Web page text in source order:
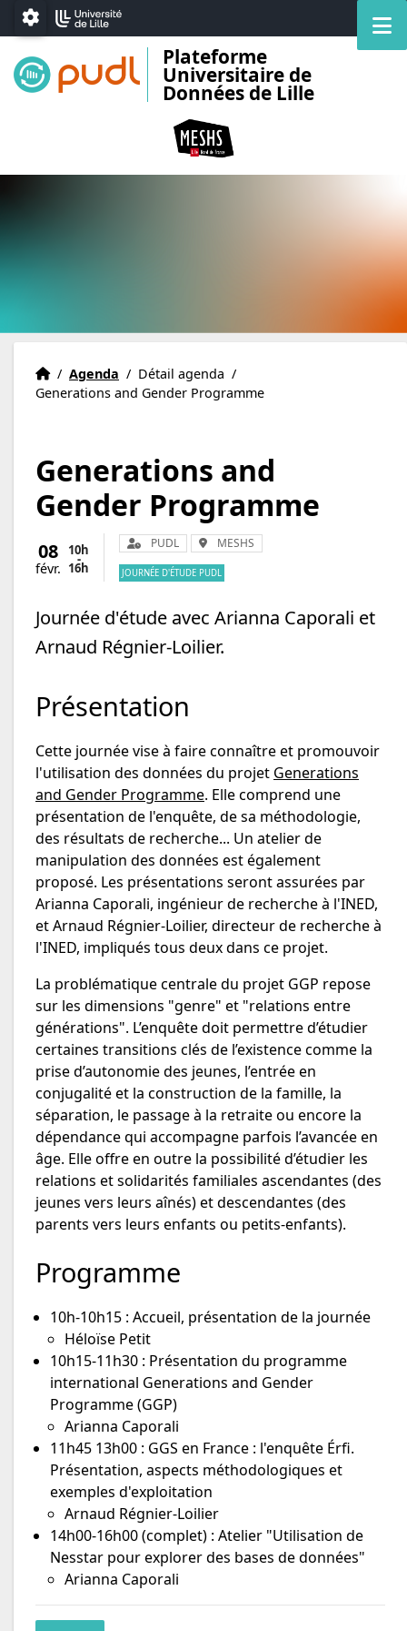
Accéder au menu principal
Accéder au contenu
Paramétrage
Plateforme
Universitaire de
Données de Lille
Accueil
Accueil
/ Agenda / Détail agenda /
Generations and Gender Programme
Generations and
Gender Programme
08
févr.
10h
-
16h
Organisateur :
PUDL Lieu :
MESHS
JOURNÉE D'ÉTUDE PUDL
Journée d'étude avec Arianna Caporali et
Arnaud Régnier-Loilier.
Présentation
Cette journée vise à faire connaître et promouvoir
l'utilisation des données du projet Generations
and Gender Programme. Elle comprend une
présentation de l'enquête, de sa méthodologie,
des résultats de recherche... Un atelier de
manipulation des données est également
proposé. Les présentations seront assurées par
Arianna Caporali, ingénieur de recherche à l'INED,
et Arnaud Régnier-Loilier, directeur de recherche à
l'INED, impliqués tous deux dans ce projet.
La problématique centrale du projet GGP repose
sur les dimensions "genre" et "relations entre
générations". L’enquête doit permettre d’étudier
certaines transitions clés de l’existence comme la
prise d’autonomie des jeunes, l’entrée en
conjugalité et la construction de la famille, la
séparation, le passage à la retraite ou encore la
dépendance qui accompagne parfois l’avancée en
âge. Elle offre en outre la possibilité d’étudier les
relations et solidarités familiales ascendantes (des
jeunes vers leurs aînés) et descendantes (des
parents vers leurs enfants ou petits-enfants).
Programme
10h-10h15 : Accueil, présentation de la journée
Héloïse Petit
10h15-11h30 : Présentation du programme
international Generations and Gender
Programme (GGP)
Arianna Caporali
11h45 13h00 : GGS en France : l'enquête Érfi.
Présentation, aspects méthodologiques et
exemples d'exploitation
Arnaud Régnier-Loilier
14h00-16h00 (complet) : Atelier "Utilisation de
Nesstar pour explorer des bases de données"
Arianna Caporali